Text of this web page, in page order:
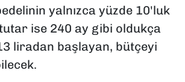
yalnızca yüzde 10'luk
ise 240 ay gibi oldukça
liradan başlayan, bütçeyi